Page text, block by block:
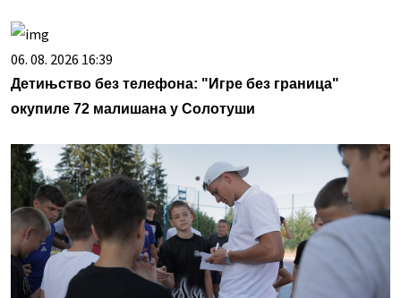
06. 08. 2026 16:39
Детињство без телефона: "Игре без граница"
окупиле 72 малишана у Солотуши